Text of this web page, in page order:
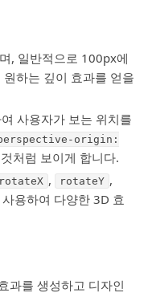
, 일반적으로 100px에
하는 깊이 효과를 얻을
사용자가 보는 위치를
origin:
처럼 보이게 합니다.
rotateX , rotateY ,
용하여 다양한 3D 효
과를 생성하고 디자인